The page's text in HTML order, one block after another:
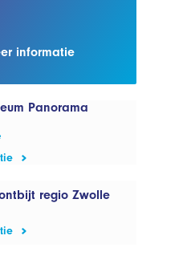
informatie
Panorama
regio Zwolle